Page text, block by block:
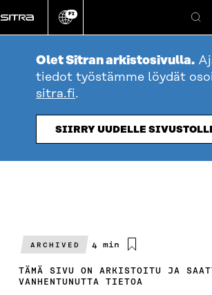
suoraan
sisältöön
Vaihda
kieli
FI
Hae
Olet Sitran arkistosivulla.
tiedot työstämme löydät
sitra.fi.
SIIRRY UUDELLE
ARCHIVED
Arvioitu
4 min
TÄMÄ SIVU ON ARKISTOITU JA
VANHENTUNUTTA TIETOA